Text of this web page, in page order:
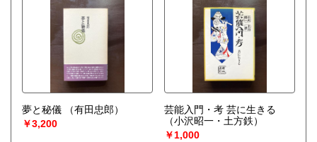
夢と秘儀
（有田忠郎）
￥3,200
芸能入門・考 芸に生きる
（小沢昭一・土方鉄）
￥1,000